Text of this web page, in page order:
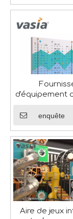
Dans la
d'équipement
enquête
Aire de jeux